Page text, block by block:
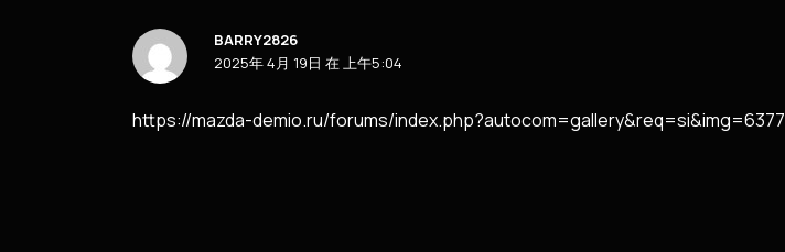
BARRY2826
2025年 4月 19日 在 上午5:04
https://mazda-demio.ru/forums/index.php?autocom=gallery&req=si&img=6377